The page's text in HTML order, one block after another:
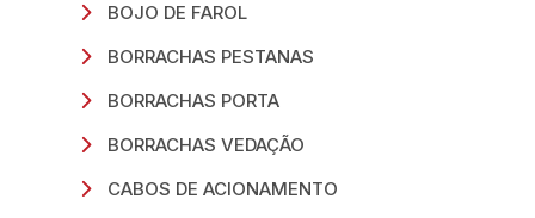
BOJO DE FAROL
BORRACHAS PESTANAS
BORRACHAS PORTA
BORRACHAS VEDAÇÃO
CABOS DE ACIONAMENTO